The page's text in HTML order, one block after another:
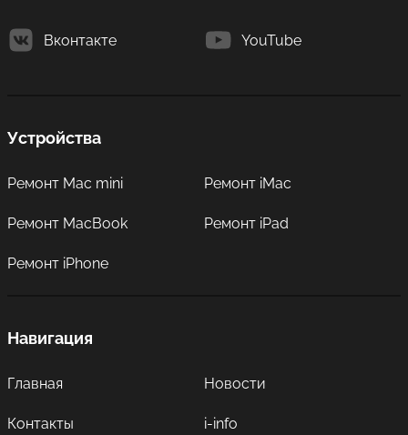
Вконтакте YouTube
Устройства
Ремонт Mac mini Ремонт iMac
Ремонт MacBook Ремонт iPad
Ремонт iPhone
Навигация
Главная Новости
Контакты i-info